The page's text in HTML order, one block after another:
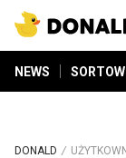
NEWS
DONALD